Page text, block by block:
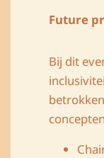
Future
Bij dit